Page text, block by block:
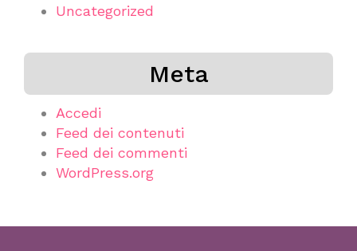
Uncategorized
Meta
Accedi
Feed dei contenuti
Feed dei commenti
WordPress.org